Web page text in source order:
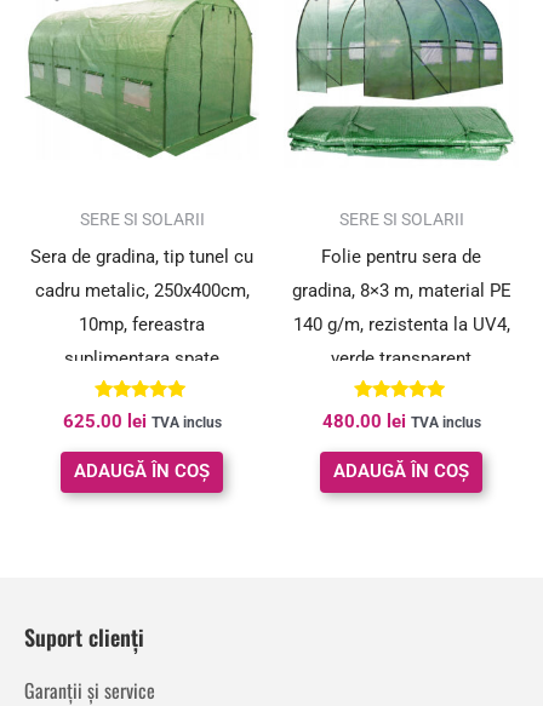
SERE SI SOLARII
Sera de gradina, tip tunel cu
cadru metalic, 250x400cm,
10mp, fereastra
suplimentara spate
Evaluat la
5.00
din 5
625.00 lei TVA inclus
ADAUGĂ ÎN COȘ
SERE SI SOLARII
Folie pentru sera de
gradina, 8×3 m, material PE
140 g/m, rezistenta la UV4,
verde transparent
Evaluat la
5.00
din 5
480.00 lei TVA inclus
ADAUGĂ ÎN COȘ
Suport clienți
Garanții și service